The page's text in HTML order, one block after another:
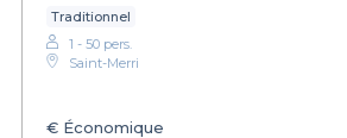
Traditionnel
1 - 50 pers.
Saint-Merri
€ Économique